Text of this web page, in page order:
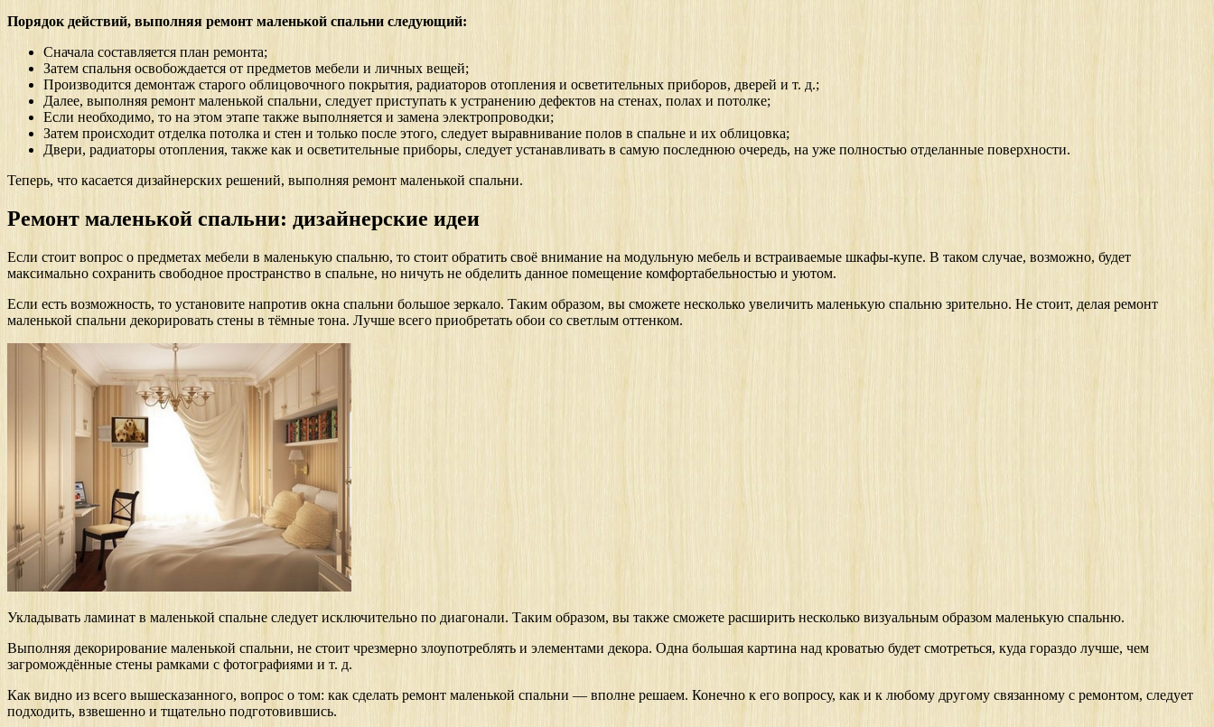
Порядок действий, выполняя ремонт маленькой спальни следующий:
Сначала составляется план ремонта;
Затем спальня освобождается от предметов мебели и личных вещей;
Производится демонтаж старого облицовочного покрытия, радиаторов отопления и осветительных приборов, дверей и т. д.;
Далее, выполняя ремонт маленькой спальни, следует приступать к устранению дефектов на стенах, полах и потолке;
Если необходимо, то на этом этапе также выполняется и замена электропроводки;
Затем происходит отделка потолка и стен и только после этого, следует выравнивание полов в спальне и их облицовка;
Двери, радиаторы отопления, также как и осветительные приборы, следует устанавливать в самую последнюю очередь, на уже полностью отделанные поверхности.
Теперь, что касается дизайнерских решений, выполняя ремонт маленькой спальни.
Ремонт маленькой спальни: дизайнерские идеи
Если стоит вопрос о предметах мебели в маленькую спальню, то стоит обратить своё внимание на модульную мебель и встраиваемые шкафы-купе. В таком случае, возможно, будет
максимально сохранить свободное пространство в спальне, но ничуть не обделить данное помещение комфортабельностью и уютом.
Если есть возможность, то установите напротив окна спальни большое зеркало. Таким образом, вы сможете несколько увеличить маленькую спальню зрительно. Не стоит, делая ремонт
маленькой спальни декорировать стены в тёмные тона. Лучше всего приобретать обои со светлым оттенком.
Укладывать ламинат в маленькой спальне следует исключительно по диагонали. Таким образом, вы также сможете расширить несколько визуальным образом маленькую спальню.
Выполняя декорирование маленькой спальни, не стоит чрезмерно злоупотреблять и элементами декора. Одна большая картина над кроватью будет смотреться, куда гораздо лучше, чем
загромождённые стены рамками с фотографиями и т. д.
Как видно из всего вышесказанного, вопрос о том: как сделать ремонт маленькой спальни — вполне решаем. Конечно к его вопросу, как и к любому другому связанному с ремонтом, следует
подходить, взвешенно и тщательно подготовившись.